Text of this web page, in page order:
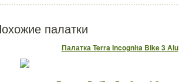
палатки
Палатка Terra Incognita Bike 3 Alu